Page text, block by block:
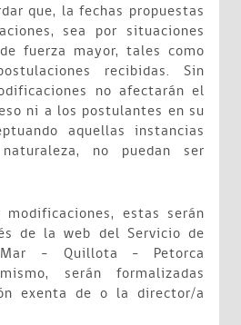
que, la fechas propuestas
sea por situaciones
fuerza mayor, tales como
recibidas. Sin
no afectarán el
ni a los postulantes en su
aquellas instancias
no puedan ser
estas serán
de la web del Servicio de
– Quillota - Petorca
serán formalizadas
exenta de o la director/a